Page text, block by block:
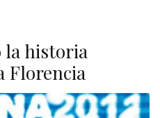
historia
Florencia